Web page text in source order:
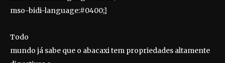
mso-bidi-language:#0400;}
Todo
mundo já sabe que o abacaxi tem propriedades altamente